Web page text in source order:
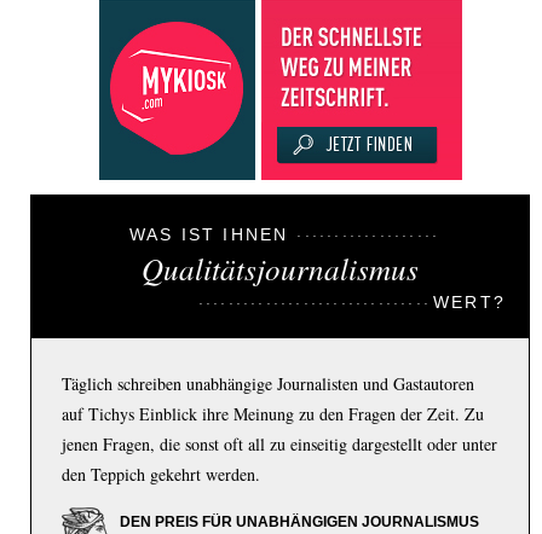
WAS IST IHNEN
Qualitätsjournalismus
WERT?
Täglich schreiben unabhängige Journalisten und Gastautoren
auf Tichys Einblick ihre Meinung zu den Fragen der Zeit. Zu
jenen Fragen, die sonst oft all zu einseitig dargestellt oder unter
den Teppich gekehrt werden.
DEN PREIS FÜR UNABHÄNGIGEN JOURNALISMUS